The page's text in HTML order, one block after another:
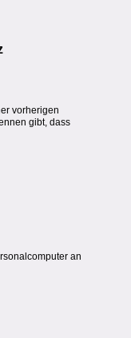
vorherigen
gibt, dass
an